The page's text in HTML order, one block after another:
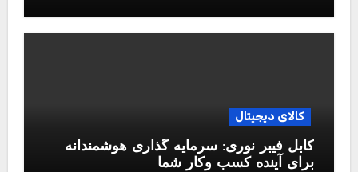
کالای دیجیتال
کابل فیبر نوری: سرمایه گذاری هوشمندانه
برای آینده کسب وکار شما